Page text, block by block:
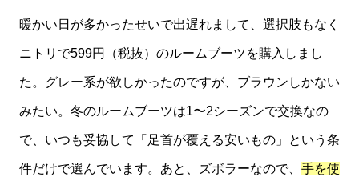
暖かい日が多かったせいで出遅れまして、選択肢もなく
ニトリで599円（税抜）のルームブーツを購入しまし
た。グレー系が欲しかったのですが、ブラウンしかない
みたい。冬のルームブーツは1〜2シーズンで交換なの
で、いつも妥協して「足首が覆える安いもの」という条
件だけで選んでいます。あと、ズボラーなので、 手を使